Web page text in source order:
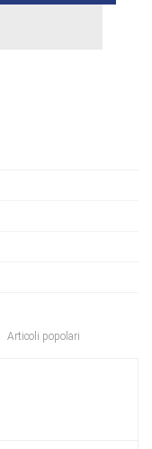
Articoli popolari